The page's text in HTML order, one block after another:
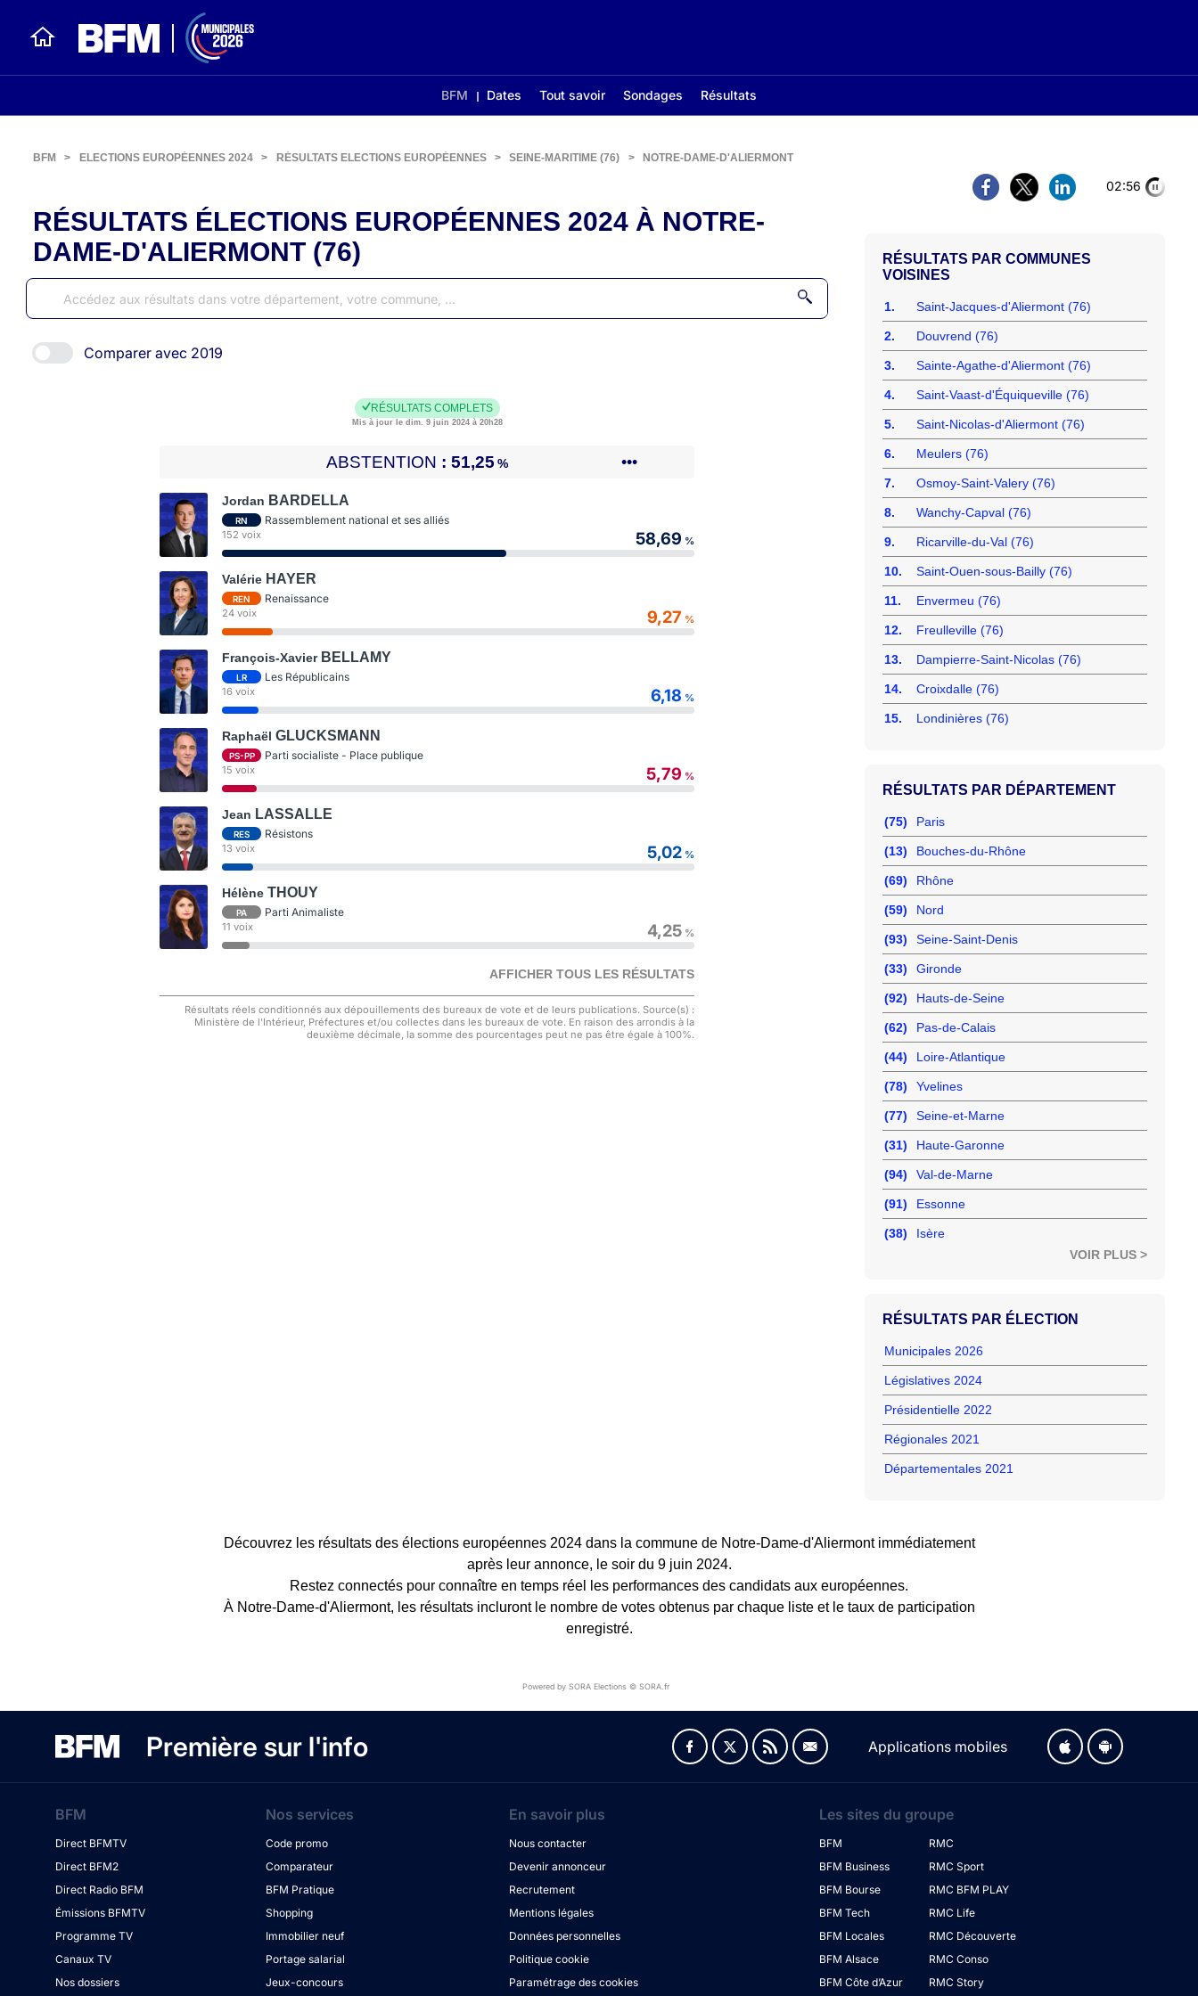
BFM Dates Tout savoir Sondages Résultats
02:56
BFM > ELECTIONS EUROPÉENNES 2024 > RÉSULTATS ELECTIONS EUROPÉENNES > SEINE-MARITIME (76) > NOTRE-DAME-D'ALIERMONT
RÉSULTATS ÉLECTIONS EUROPÉENNES 2024 À NOTRE-
DAME-D'ALIERMONT (76)
Comparer avec 2019
RÉSULTATS COMPLETS
Mis à jour le dim. 9 juin 2024 à 20h28
ABSTENTION 51,25 % •••
Jordan BARDELLA
RN Rassemblement national et ses alliés
152 voix 58,69 %
Valérie HAYER
REN Renaissance
24 voix 9,27 %
François-Xavier BELLAMY
LR Les Républicains
16 voix 6,18 %
RaphaëlGLUCKSMANN
PS-PP Parti socialiste - Place publique
15 voix 5,79 %
Jean LASSALLE
RES Résistons
13 voix 5,02 %
HélèneTHOUY
PA Parti Animaliste
11 voix 4,25 %
AFFICHER TOUS LES RÉSULTATS
Résultats réels conditionnés aux dépouillements des bureaux de vote et de leurs publications. Source(s) :
Ministère de l'Intérieur, Préfectures et/ou collectes dans les bureaux de vote. En raison des arrondis à la
deuxième décimale, la somme des pourcentages peut ne pas être égale à 100%.
COMMUNES
VOISINES
1. Saint-Jacques-d'Aliermont (76)
2. Douvrend (76)
3. Sainte-Agathe-d'Aliermont (76)
4. Saint-Vaast-d'Équiqueville (76)
5. Saint-Nicolas-d'Aliermont (76)
6. Meulers (76)
7. Osmoy-Saint-Valery (76)
8. Wanchy-Capval (76)
9. Ricarville-du-Val (76)
10. Saint-Ouen-sous-Bailly (76)
11. Envermeu (76)
12. Freulleville (76)
13. Dampierre-Saint-Nicolas (76)
14. Croixdalle (76)
15. Londinières (76)
RÉSULTATS PAR DÉPARTEMENT
(75) Paris
(13) Bouches-du-Rhône
(69) Rhône
(59) Nord
(93) Seine-Saint-Denis
(33) Gironde
(92) Hauts-de-Seine
(62) Pas-de-Calais
(44) Loire-Atlantique
(78) Yvelines
(77) Seine-et-Marne
(31) Haute-Garonne
(94) Val-de-Marne
(91) Essonne
(38)
Isère
VOIR PLUS >
RÉSULTATS PAR ÉLECTION
Municipales 2026
Législatives 2024
Présidentielle 2022
Régionales 2021
Départementales 2021
Découvrez les résultats des élections européennes 2024 dans la commune de Notre-Dame-d'Aliermont immédiatement
après leur annonce, le soir du 9 juin 2024.
Restez connectés pour connaître en temps réel les performances des candidats aux européennes.
À Notre-Dame-d'Aliermont, les résultats incluront le nombre de votes obtenus par chaque liste et le taux de participation
enregistré.
Powered by SORA Elections © SORA.fr
Première sur l'info Applications mobiles
BFM
Direct BFMTV
Direct BFM2
Direct Radio BFM
Émissions BFMTV
Programme TV
Canaux TV
Nos dossiers
Nos services
Code promo
Comparateur
BFM Pratique
Shopping
Immobilier neuf
Portage salarial
Jeux-concours
En savoir plus
Nous contacter
Devenir annonceur
Recrutement
Mentions légales
Données personnelles
Politique cookie
Paramétrage des cookies
Les sites du groupe
BFM
BFM Business
BFM Bourse
BFM Tech
BFM Locales
BFM Alsace
BFM Côte d’Azur
RMC
RMC Sport
RMC BFM PLAY
RMC Life
RMC Découverte
RMC Conso
RMC Story